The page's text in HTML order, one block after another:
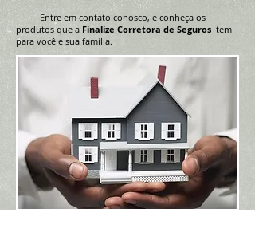
Entre em contato conosco, e conheça os
produtos que a Finalize Corretora de Seguros tem
para você e sua família.